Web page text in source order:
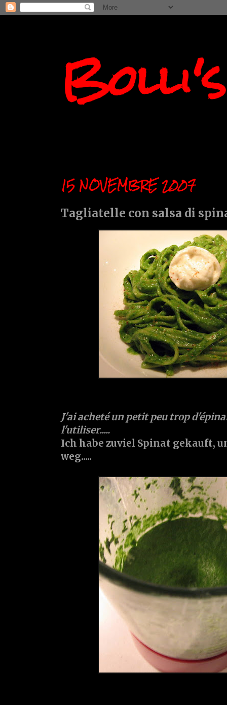
15 NOVEMBRE 2007
Tagliatelle con salsa di
J'ai acheté un petit peu trop
l'utiliser.....
Ich habe zuviel Spinat gekauft,
weg.....